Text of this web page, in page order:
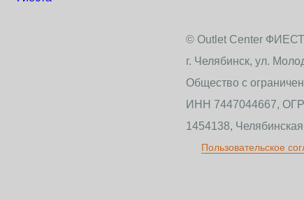
© Outlet Center
г. Челябинск, ул.
Общество с
ИНН 7447044667,
1454138,
Пользовательское